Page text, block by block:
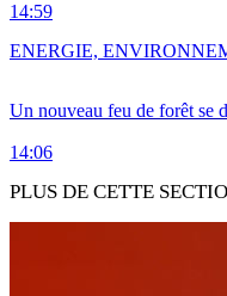
14:59
Un nouveau feu de forêt se
14:06
ENERGIE,
PLUS DE CETTE